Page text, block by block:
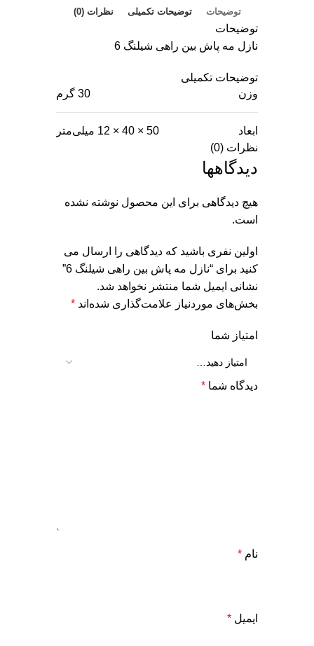
توضیحات توضیحات تکمیلی نظرات (0)
توضیحات
نازل مه پاش بین راهی شیلنگ 6
توضیحات تکمیلی
وزن
30 گرم
ابعاد
50 × 40 × 12 میلی‌متر
نظرات (0)
دیدگاهها
هیچ دیدگاهی برای این محصول نوشته نشده
است.
اولین نفری باشید که دیدگاهی را ارسال می
کنید برای “نازل مه پاش بین راهی شیلنگ 6”
نشانی ایمیل شما منتشر نخواهد شد.
بخش‌های موردنیاز علامت‌گذاری شده‌اند *
امتیاز شما
دیدگاه شما *
نام *
ایمیل *